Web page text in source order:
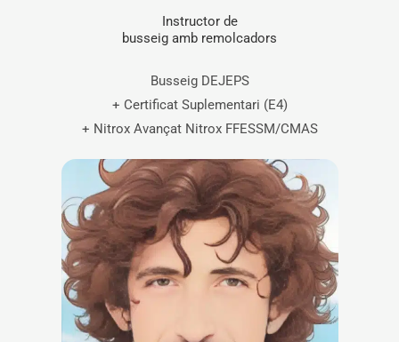
Instructor de
busseig amb remolcadors
Busseig DEJEPS
+ Certificat Suplementari (E4)
+ Nitrox Avançat Nitrox FFESSM/CMAS